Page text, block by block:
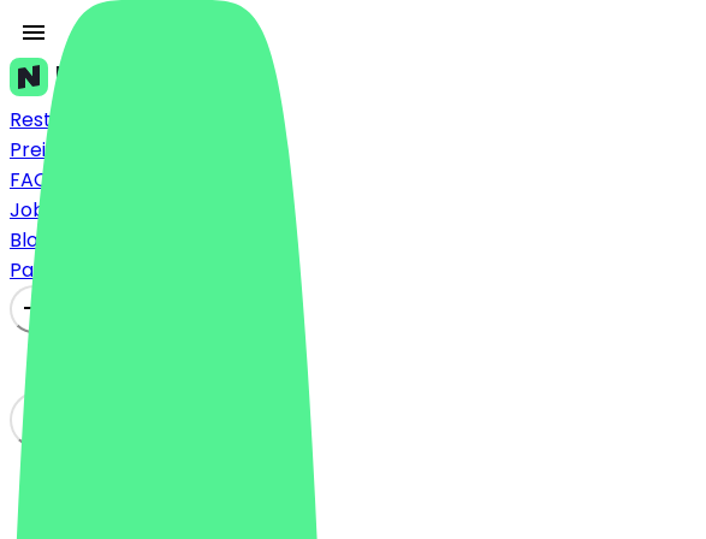
Restaurants
Preise
FAQ
Jobs
Blog
Partner werden